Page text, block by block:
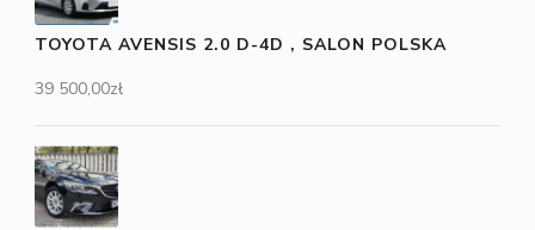
TOYOTA AVENSIS 2.0 D-4D , SALON POLSKA
39 500,00zł